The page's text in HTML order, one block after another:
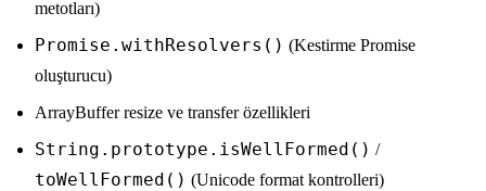
metotları)
Promise.withResolvers() (Kestirme Promise
oluşturucu)
ArrayBuffer resize ve transfer özellikleri
String.prototype.isWellFormed() /
toWellFormed() (Unicode format kontrolleri)